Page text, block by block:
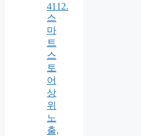
4112.
스
마
트
스
토
어
상
위
노
출,